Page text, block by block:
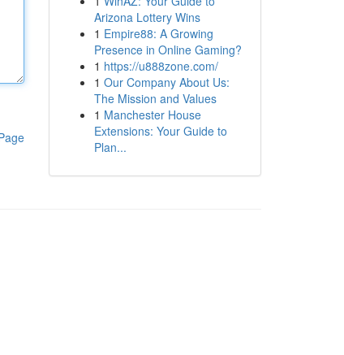
Arizona Lottery Wins
1 Empire88: A Growing
Presence in Online Gaming?
1 https://u888zone.com/
1 Our Company About Us:
The Mission and Values
1 Manchester House
Extensions: Your Guide to
Plan...